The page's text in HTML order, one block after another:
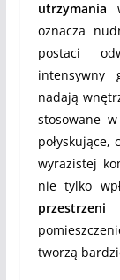
utrzymania
oznacza
postaci
intensywny
nadają
stosowane
wyrazistej
nie tylko
przestrzeni
tworzą